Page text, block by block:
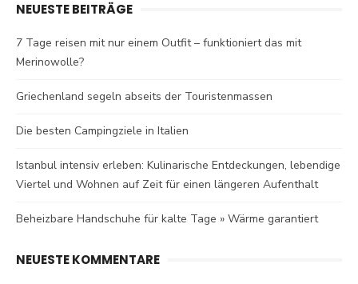
NEUESTE BEITRÄGE
7 Tage reisen mit nur einem Outfit – funktioniert das mit
Merinowolle?
Griechenland segeln abseits der Touristenmassen
Die besten Campingziele in Italien
Istanbul intensiv erleben: Kulinarische Entdeckungen, lebendige
Viertel und Wohnen auf Zeit für einen längeren Aufenthalt
Beheizbare Handschuhe für kalte Tage » Wärme garantiert
NEUESTE KOMMENTARE